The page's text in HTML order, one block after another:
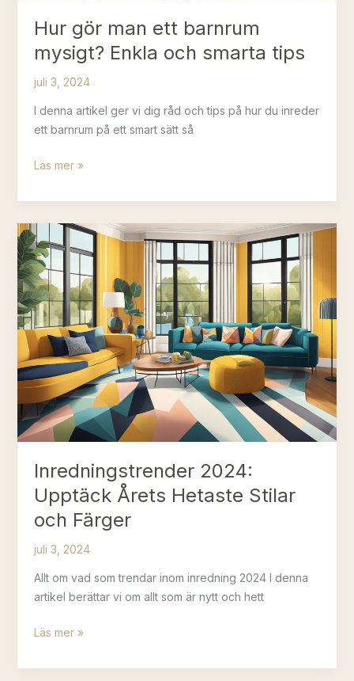
Hur gör man ett barnrum
mysigt? Enkla och smarta tips
juli 3, 2024
I denna artikel ger vi dig råd och tips på hur du inreder
ett barnrum på ett smart sätt så
Hur
man
ett
barnrum
mysigt?
Enkla
och
smarta
tips
Läs mer »
Inredningstrender 2024:
Upptäck Årets Hetaste Stilar
och Färger
juli 3, 2024
Allt om vad som trendar inom inredning 2024 I denna
artikel berättar vi om allt som är nytt och hett
Inredningstrender
Upptäck
Läs mer »